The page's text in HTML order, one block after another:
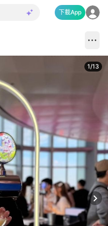
下載App
1/13